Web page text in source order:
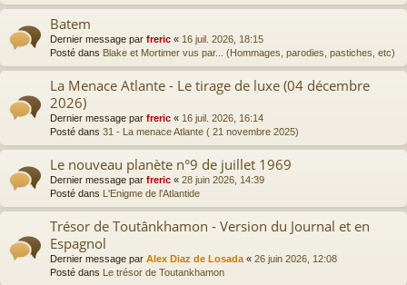
Batem
Dernier message par freric « 16 juil. 2026, 18:15
Posté dans Blake et Mortimer vus par... (Hommages, parodies, pastiches, etc)
La Menace Atlante - Le tirage de luxe (04 décembre
2026)
Dernier message par freric « 16 juil. 2026, 16:14
Posté dans 31 - La menace Atlante ( 21 novembre 2025)
Le nouveau planète n°9 de juillet 1969
Dernier message par freric « 28 juin 2026, 14:39
Posté dans L'Enigme de l'Atlantide
Trésor de Toutânkhamon - Version du Journal et en
Espagnol
Dernier message par Alex Diaz de Losada « 26 juin 2026, 12:08
Posté dans Le trésor de Toutankhamon